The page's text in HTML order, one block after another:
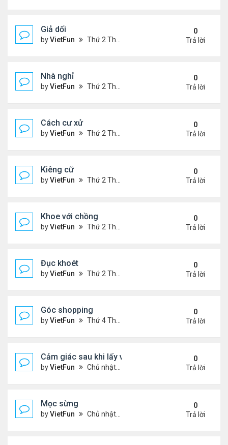
Giả dối
byVietFun Thứ 2 Tháng 1 03, 2022 9:13 pm
0
Trả lời
Nhà nghỉ
byVietFun Thứ 2 Tháng 1 03, 2022 9:11 pm
0
Trả lời
Cách cư xử
byVietFun Thứ 2 Tháng 1 03, 2022 9:08 pm
0
Trả lời
Kiêng cữ
byVietFun Thứ 2 Tháng 1 03, 2022 9:07 pm
0
Trả lời
Khoe với chồng
byVietFun Thứ 2 Tháng 1 03, 2022 9:06 pm
0
Trả lời
Đục khoét
byVietFun Thứ 2 Tháng 1 03, 2022 9:05 pm
0
Trả lời
Góc shopping
byVietFun Thứ 4 Tháng 12 15, 2021 12:19 pm
0
Trả lời
Cảm giác sau khi lấy vợ
byVietFun Chủ nhật Tháng 12 12, 2021 11:24 pm
0
Trả lời
Mọc sừng
byVietFun Chủ nhật Tháng 12 12, 2021 11:23 pm
0
Trả lời